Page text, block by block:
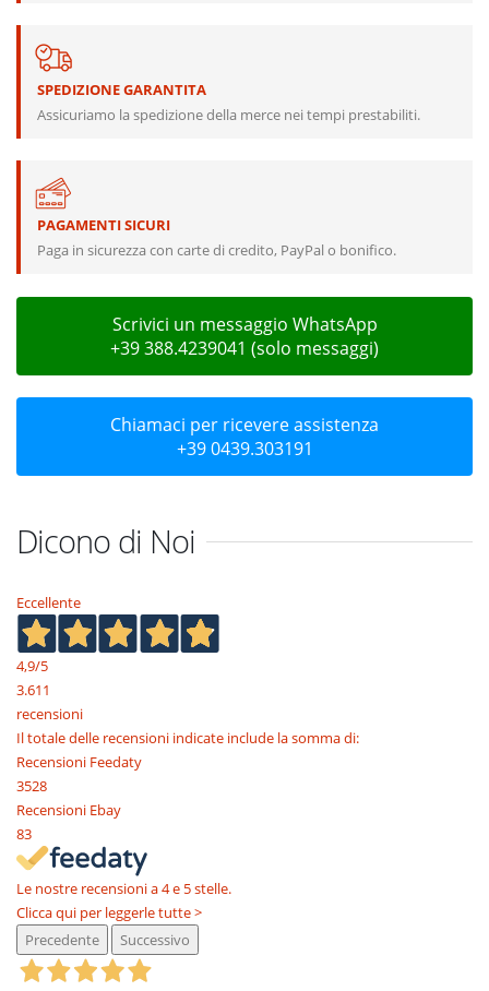
SPEDIZIONE GARANTITA
Assicuriamo la spedizione della merce nei tempi prestabiliti.
PAGAMENTI SICURI
Paga in sicurezza con carte di credito, PayPal o bonifico.
Scrivici un messaggio WhatsApp
+39 388.4239041 (solo messaggi)
Chiamaci per ricevere assistenza
+39 0439.303191
Dicono di Noi
Eccellente
4,9/5
3.611
recensioni
Il totale delle recensioni indicate include la somma di:
Recensioni Feedaty
3528
Recensioni Ebay
83
Le nostre recensioni a 4 e 5 stelle.
Clicca qui per leggerle tutte >
Precedente
Successivo